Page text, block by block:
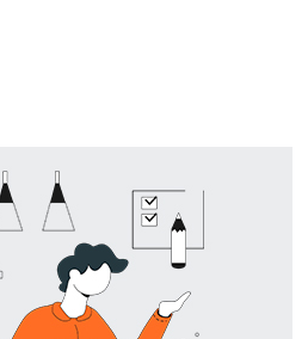
主机/云主机提供商、国际云商